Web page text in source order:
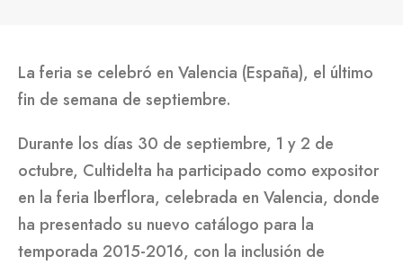
La feria se celebró en Valencia (España), el último
fin de semana de septiembre.
Durante los días 30 de septiembre, 1 y 2 de
octubre, Cultidelta ha participado como expositor
en la feria Iberflora, celebrada en Valencia, donde
ha presentado su nuevo catálogo para la
temporada 2015-2016, con la inclusión de